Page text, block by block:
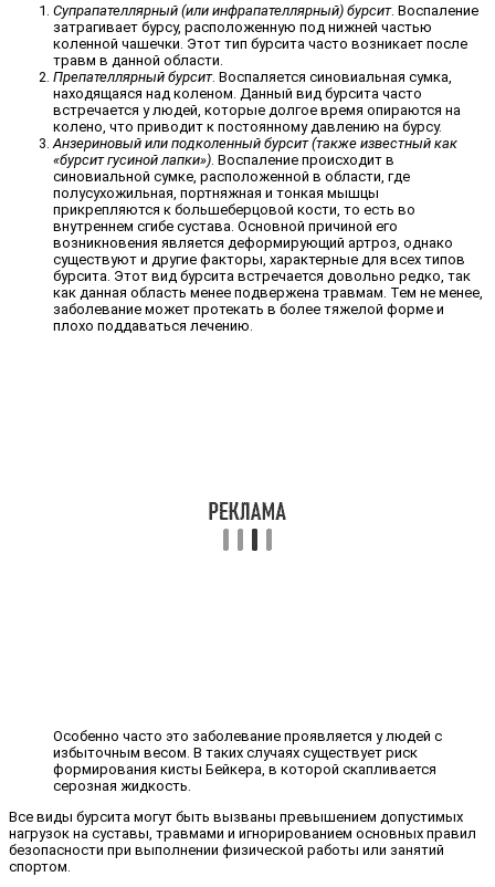
Супрапателлярный (или инфрапателлярный) бурсит. Воспаление
затрагивает бурсу, расположенную под нижней частью
коленной чашечки. Этот тип бурсита часто возникает после
травм в данной области.
Препателлярный бурсит. Воспаляется синовиальная сумка,
находящаяся над коленом. Данный вид бурсита часто
встречается у людей, которые долгое время опираются на
колено, что приводит к постоянному давлению на бурсу.
Анзериновый или подколенный бурсит (также известный как
«бурсит гусиной лапки») . Воспаление происходит в
синовиальной сумке, расположенной в области, где
полусухожильная, портняжная и тонкая мышцы
прикрепляются к большеберцовой кости, то есть во
внутреннем сгибе сустава. Основной причиной его
возникновения является деформирующий артроз, однако
существуют и другие факторы, характерные для всех типов
бурсита. Этот вид бурсита встречается довольно редко, так
как данная область менее подвержена травмам. Тем не менее,
заболевание может протекать в более тяжелой форме и
плохо поддаваться лечению.
Особенно часто это заболевание проявляется у людей с
избыточным весом. В таких случаях существует риск
формирования кисты Бейкера, в которой скапливается
серозная жидкость.
Все виды бурсита могут быть вызваны превышением допустимых
нагрузок на суставы, травмами и игнорированием основных правил
безопасности при выполнении физической работы или занятий
спортом.